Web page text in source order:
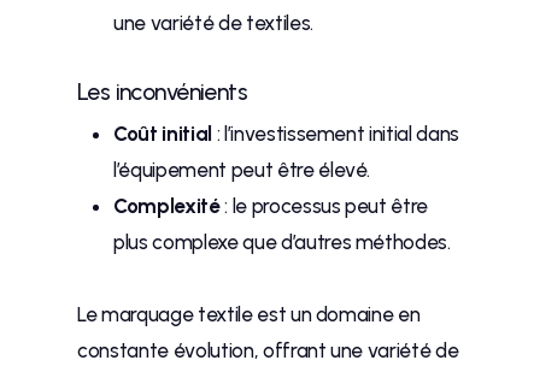
une variété de textiles.
Les inconvénients
Coût initial : l’investissement initial dans
l’équipement peut être élevé.
Complexité: le processus peut être
plus complexe que d’autres méthodes.
Le marquage textile est un domaine en
constante évolution, offrant une variété de